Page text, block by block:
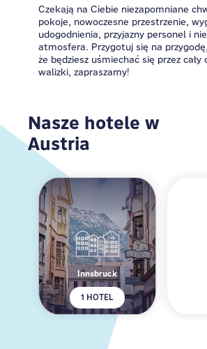
Czekają na Ciebie niezapomniane
pokoje, nowoczesne przestrzenie,
udogodnienia, przyjazny personel i
atmosfera. Przygotuj się na
że będziesz uśmiechać się przez cały
walizki, zapraszamy!
Nasze hotele w
Austria
Innsbruck
1 HOTEL